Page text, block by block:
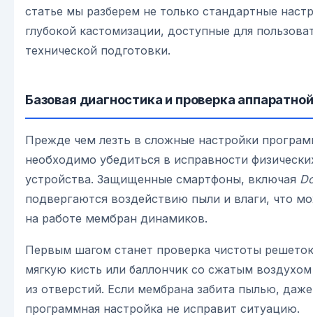
статье мы разберем не только стандартные
глубокой кастомизации, доступные для
технической подготовки.
Базовая диагностика и проверка
Прежде чем лезть в сложные настройки
необходимо убедиться в исправности
устройства. Защищенные смартфоны, включая
подвергаются воздействию пыли и влаги, что
на работе мембран динамиков.
Первым шагом станет проверка чистоты
мягкую кисть или баллончик со сжатым воздухом
из отверстий. Если мембрана забита пылью,
программная настройка не исправит ситуацию.